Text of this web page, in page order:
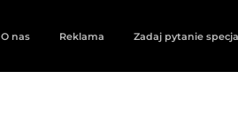
O nas Reklama Zadaj pytanie